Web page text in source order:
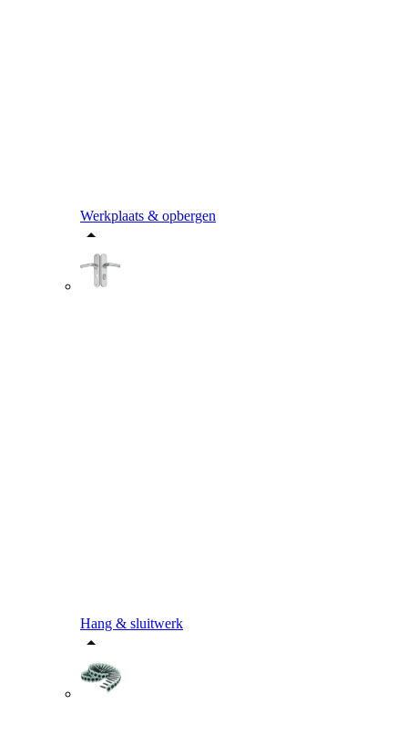
Werkplaats & opbergen
Hang & sluitwerk